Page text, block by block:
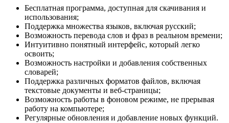
Бесплатная программа, доступная для скачивания и
использования;
Поддержка множества языков, включая русский;
Возможность перевода слов и фраз в реальном времени;
Интуитивно понятный интерфейс, который легко
освоить;
Возможность настройки и добавления собственных
словарей;
Поддержка различных форматов файлов, включая
текстовые документы и веб-страницы;
Возможность работы в фоновом режиме, не прерывая
работу на компьютере;
Регулярные обновления и добавление новых функций.